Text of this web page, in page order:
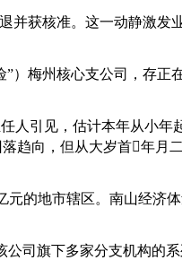
获核准。这一动静激发
梅州核心支公司，存正
引见，估计本年从小年
趋向，但从大岁首年月
的地市辖区。南山经济体
司旗下多家分支机构的